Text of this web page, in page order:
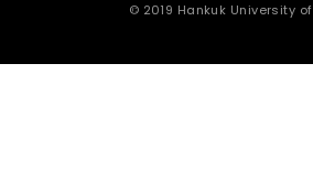
© 2019 Hankuk University